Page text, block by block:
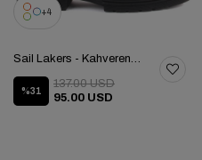
4
Sail Lakers - Kahverengi Süet Erkek Chelsea Bot 102-057-10201
%31
95.00 USD
137.00 USD